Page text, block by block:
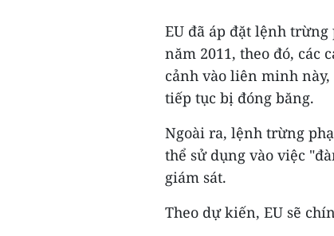
EU đã áp đặt lệnh
năm 2011, theo đó, các
cảnh vào liên minh
tiếp tục bị đóng băng.
Ngoài ra, lệnh trừng
thể sử dụng vào việc
giám sát.
Theo dự kiến, EU sẽ